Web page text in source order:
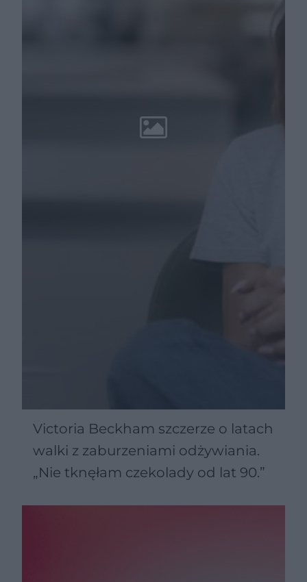
Victoria Beckham szczerze o latach
walki z zaburzeniami odżywiania.
„Nie tknęłam czekolady od lat 90.”